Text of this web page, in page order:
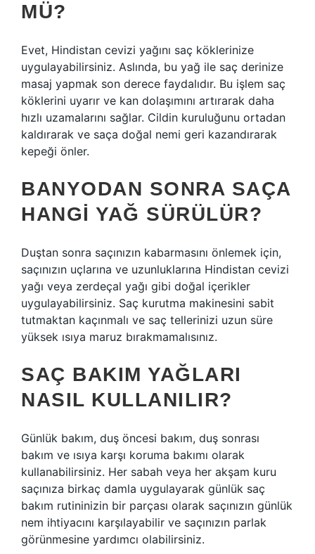
MÜ?
Evet, Hindistan cevizi yağını saç köklerinize
uygulayabilirsiniz. Aslında, bu yağ ile saç derinize
masaj yapmak son derece faydalıdır. Bu işlem saç
köklerini uyarır ve kan dolaşımını artırarak daha
hızlı uzamalarını sağlar. Cildin kuruluğunu ortadan
kaldırarak ve saça doğal nemi geri kazandırarak
kepeği önler.
BANYODAN SONRA SAÇA
HANGI YAĞ SÜRÜLÜR?
Duştan sonra saçınızın kabarmasını önlemek için,
saçınızın uçlarına ve uzunluklarına Hindistan cevizi
yağı veya zerdeçal yağı gibi doğal içerikler
uygulayabilirsiniz. Saç kurutma makinesini sabit
tutmaktan kaçınmalı ve saç tellerinizi uzun süre
yüksek ısıya maruz bırakmamalısınız.
SAÇ BAKIM YAĞLARI
NASIL KULLANILIR?
Günlük bakım, duş öncesi bakım, duş sonrası
bakım ve ısıya karşı koruma bakımı olarak
kullanabilirsiniz. Her sabah veya her akşam kuru
saçınıza birkaç damla uygulayarak günlük saç
bakım rutininizin bir parçası olarak saçınızın günlük
nem ihtiyacını karşılayabilir ve saçınızın parlak
görünmesine yardımcı olabilirsiniz.